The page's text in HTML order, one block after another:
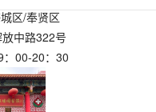
区/奉贤区
中路322号
：00-20：30